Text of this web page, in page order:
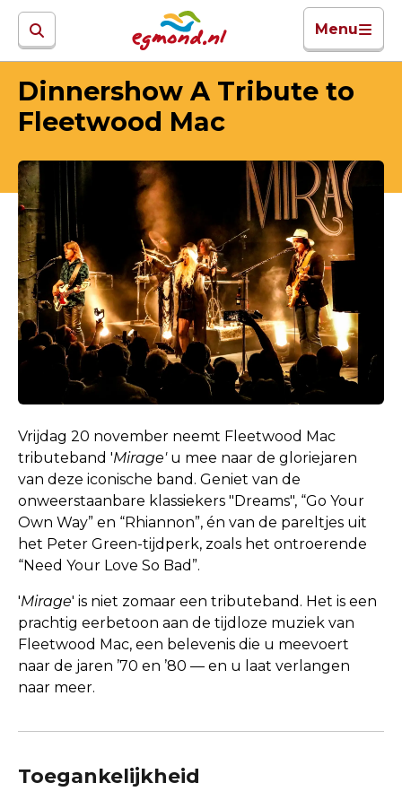
Menu
Dinnershow A Tribute to
Fleetwood Mac
Vrijdag 20 november neemt Fleetwood Mac
tributeband 'Mirage'u mee naar de gloriejaren
van deze iconische band. Geniet van de
onweerstaanbare klassiekers "Dreams", “Go Your
Own Way” en “Rhiannon”, én van de pareltjes uit
het Peter Green-tijdperk, zoals het ontroerende
“Need Your Love So Bad”.
'Mirage' is niet zomaar een tributeband. Het is een
prachtig eerbetoon aan de tijdloze muziek van
Fleetwood Mac, een belevenis die u meevoert
naar de jaren ’70 en ’80 — en u laat verlangen
naar meer.
Toegankelijkheid